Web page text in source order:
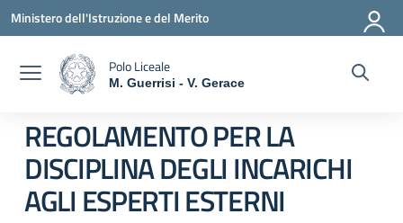
Vai ai contenuti
Vai al menu di navigazione
Vai al footer
Ministero dell'Istruzione e del Merito
Polo Liceale
M. Guerrisi - V. Gerace
REGOLAMENTO PER LA
DISCIPLINA DEGLI INCARICHI
AGLI ESPERTI ESTERNI